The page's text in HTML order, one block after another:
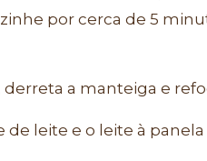
por cerca de 5
derreta a manteiga e
de leite e o leite à